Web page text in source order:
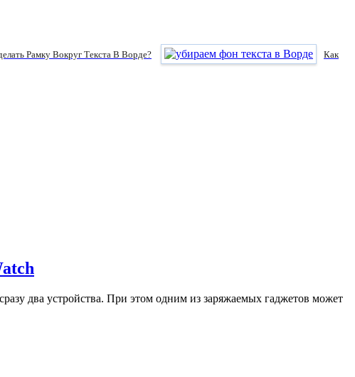
Рамку Вокруг Текста В Ворде? Как
два устройства. При этом одним из заряжаемых гаджетов может